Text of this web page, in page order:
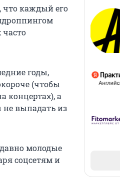
что каждый его
годы,
(чтобы
концертах), а
выпадать из
молодые
соцсетям и